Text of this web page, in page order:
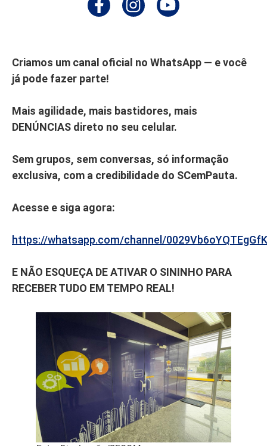
Criamos um canal oficial no WhatsApp — e você
já pode fazer parte!
Mais agilidade, mais bastidores, mais
DENÚNCIAS direto no seu celular.
Sem grupos, sem conversas, só informação
exclusiva, com a credibilidade do SCemPauta.
Acesse e siga agora:
https://whatsapp.com/channel/
E NÃO ESQUEÇA DE ATIVAR O SININHO PARA
RECEBER TUDO EM TEMPO REAL!